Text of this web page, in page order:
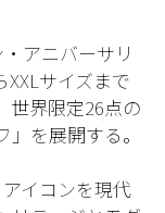
アニバーサリ
サイズまで
世界限定26点の
」を展開する。
イコンを現代